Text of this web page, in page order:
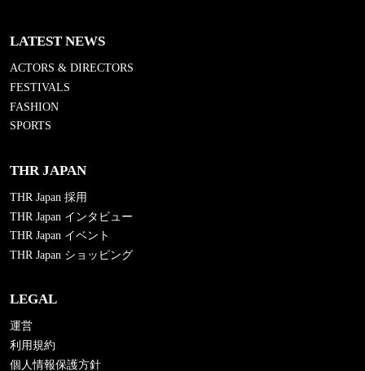
LATEST NEWS
ACTORS & DIRECTORS
FESTIVALS
FASHION
SPORTS
THR JAPAN
THR Japan 採用
THR Japan インタビュー
THR Japan イベント
THR Japan ショッピング
LEGAL
運営
利用規約
個人情報保護方針